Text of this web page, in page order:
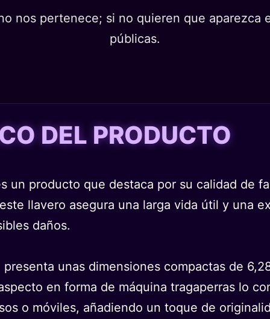
nos pertenece; si no quieren que
públicas.
DEL PRODUCTO
un producto que destaca por su calidad de
llavero asegura una larga vida útil y una
daños.
unas dimensiones compactas de
en forma de máquina tragaperras lo
o móviles, añadiendo un toque de